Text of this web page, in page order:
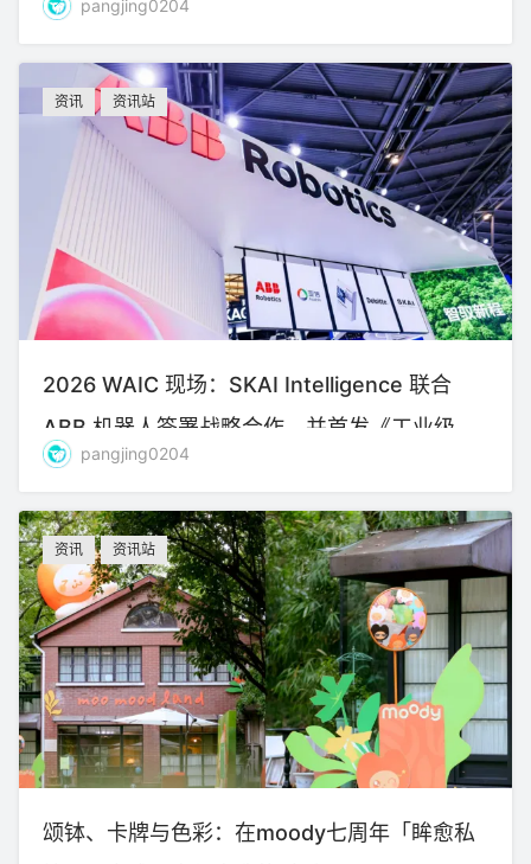
pangjing0204
资讯 资讯站
2026 WAIC 现场：SKAI Intelligence 联合
ABB 机器人签署战略合作，并首发《工业级物
理AI赋能高精密制造》
pangjing0204
资讯 资讯站
颂钵、卡牌与色彩：在moody七周年「眸愈私